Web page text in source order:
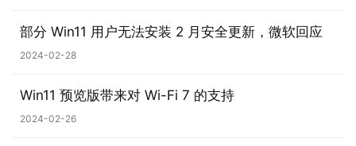
部分 Win11 用户无法安装 2 月安全更新，微软回应
2024-02-28
Win11 预览版带来对 Wi-Fi 7 的支持
2024-02-26